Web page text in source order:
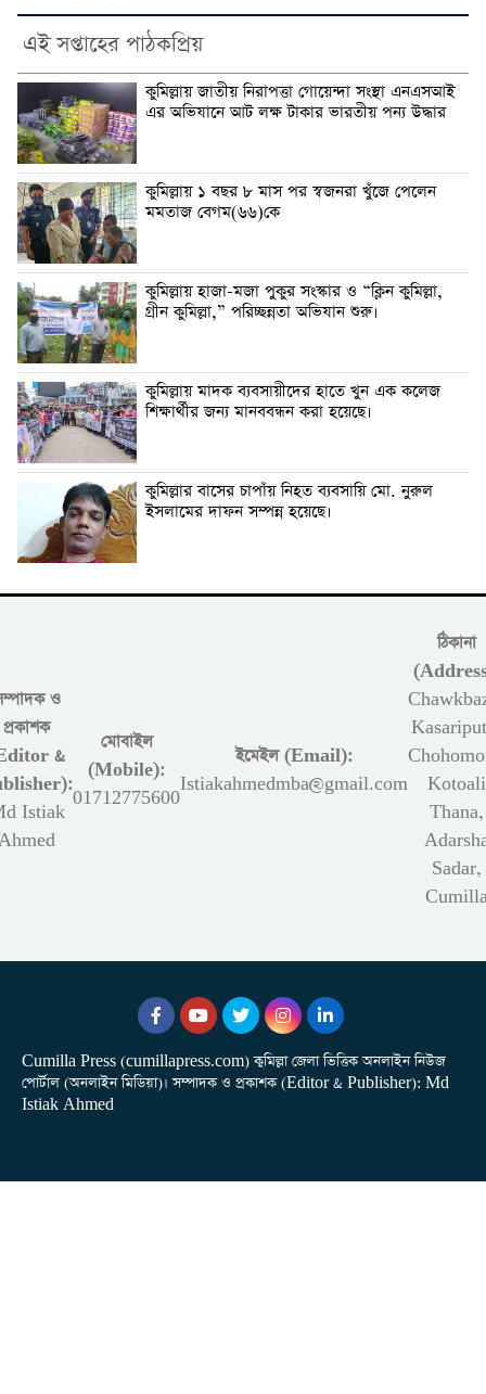
এই সপ্তাহের পাঠকপ্রিয়
কুমিল্লায় জাতীয় নিরাপত্তা গোয়েন্দা সংস্থা এনএসআই
এর অভিযানে আট লক্ষ টাকার ভারতীয় পন্য উদ্ধার
কুমিল্লায় ১ বছর ৮ মাস পর স্বজনরা খুঁজে পেলেন
মমতাজ বেগম(৬৬)কে
কুমিল্লায় হাজা-মজা পুকুর সংস্কার ও “ক্লিন কুমিল্লা,
গ্রীন কুমিল্লা,” পরিচ্ছন্নতা অভিযান শুরু।
কুমিল্লায় মাদক ব্যবসায়ীদের হাতে খুন এক কলেজ
শিক্ষার্থীর জন্য মানববন্ধন করা হয়েছে।
কুমিল্লার বাসের চাপাঁয় নিহত ব্যবসায়ি মো. নুরুল
ইসলামের দাফন সম্পন্ন হয়েছে।
ও
প্রকাশক
&
Istiak
মোবাইল
(Mobile):
01712775600
ইমেইল (Email):
Istiakahmedmba@gmail.com
ঠিকানা
Kotoali
Thana,
Sadar,
Cumilla Press (cumillapress.com) কুমিল্লা জেলা ভিত্তিক অনলাইন নিউজ
পোর্টাল (অনলাইন মিডিয়া)। সম্পাদক ও প্রকাশক (Editor & Publisher): Md
Istiak Ahmed